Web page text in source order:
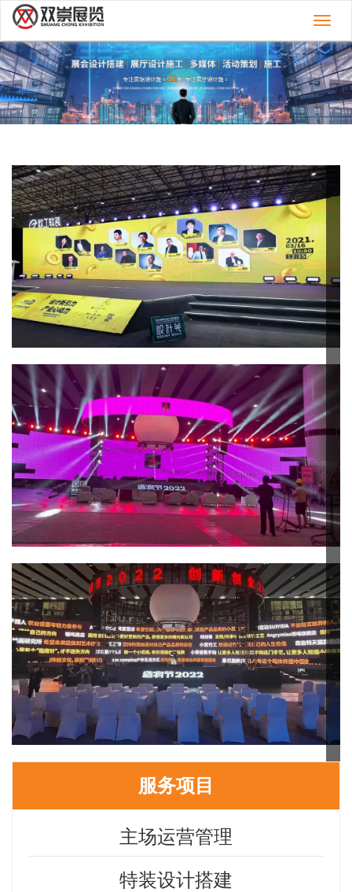
切
换
导
航
服务项目
主场运营管理
特装设计搭建